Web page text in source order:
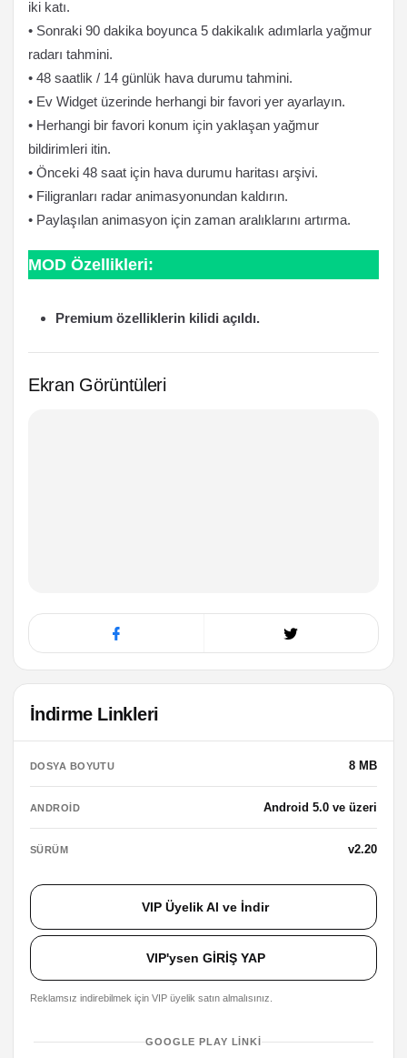
iki katı.
• Sonraki 90 dakika boyunca 5 dakikalık adımlarla yağmur
radarı tahmini.
• 48 saatlik / 14 günlük hava durumu tahmini.
• Ev Widget üzerinde herhangi bir favori yer ayarlayın.
• Herhangi bir favori konum için yaklaşan yağmur
bildirimleri itin.
• Önceki 48 saat için hava durumu haritası arşivi.
• Filigranları radar animasyonundan kaldırın.
• Paylaşılan animasyon için zaman aralıklarını artırma.
MOD Özellikleri:
Premium özelliklerin kilidi açıldı.
Ekran Görüntüleri
İndirme Linkleri
DOSYA BOYUTU 8 MB
ANDROID Android 5.0 ve üzeri
SÜRÜM v2.20
VIP Üyelik Al ve İndir
VIP'ysen GİRİŞ YAP
Reklamsız indirebilmek için VIP üyelik satın almalısınız.
GOOGLE PLAY LINKI